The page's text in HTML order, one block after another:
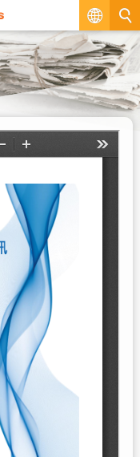
繁
EN